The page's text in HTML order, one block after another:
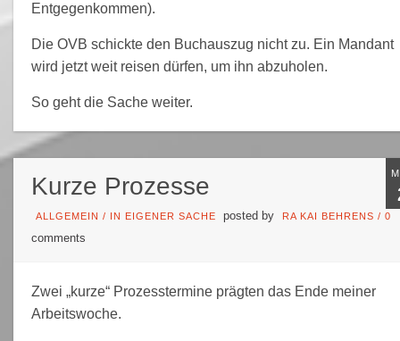
Entgegenkommen).
Die OVB schickte den Buchauszug nicht zu. Ein Mandant
wird jetzt weit reisen dürfen, um ihn abzuholen.
So geht die Sache weiter.
Kurze Prozesse
ALLGEMEIN / IN EIGENER SACHE posted by RA KAI BEHRENS / 0
comments
Zwei „kurze“ Prozesstermine prägten das Ende meiner
Arbeitswoche.